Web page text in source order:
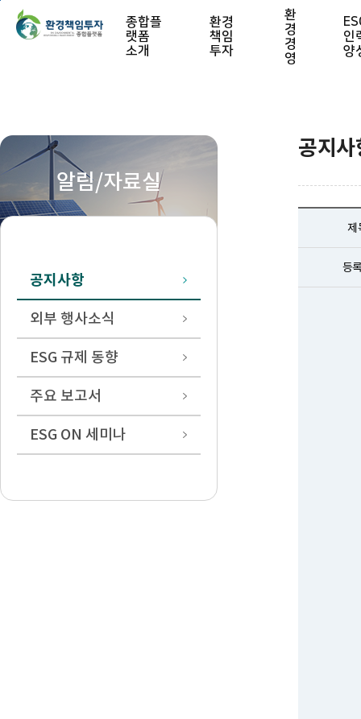
본문 바로가기
종합플
랫폼
소개
환경
책임
투자
환
경
경
영
인
양
알림/자료실
공지사항
외부 행사소식
ESG 규제 동향
주요 보고서
ESG ON 세미나
공지사
제
등